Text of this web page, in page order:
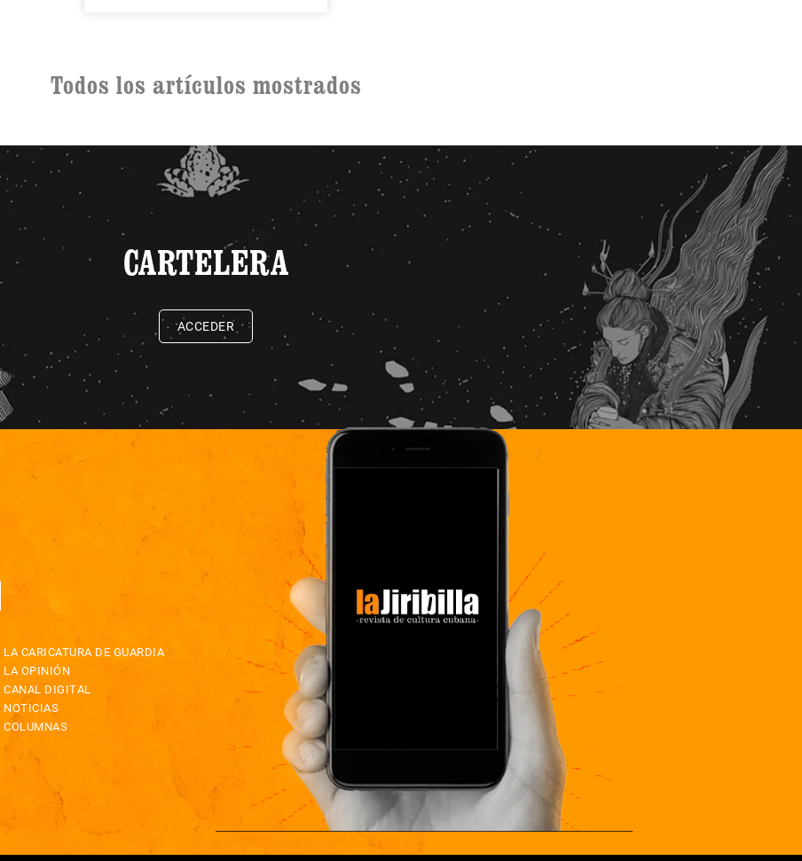
Todos los artículos mostrados
CARTELERA
ACCEDER
LA CARICATURA DE GUARDIA
LA OPINIÓN
CANAL DIGITAL
NOTICIAS
COLUMNAS